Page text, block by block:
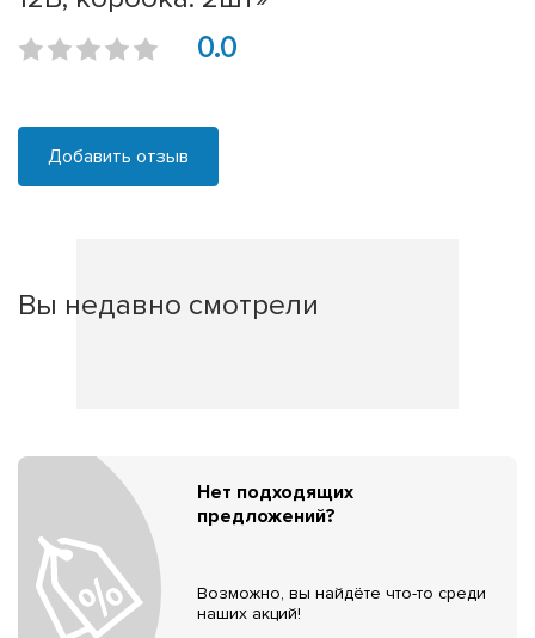
0.0
Добавить отзыв
Вы недавно смотрели
Нет подходящих
предложений?
Возможно, вы найдёте что-то среди
наших акций!